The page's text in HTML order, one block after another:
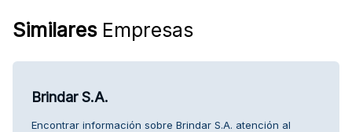
SimilaresEmpresas
Brindar S.A.
Encontrar información sobre Brindar S.A. atención al